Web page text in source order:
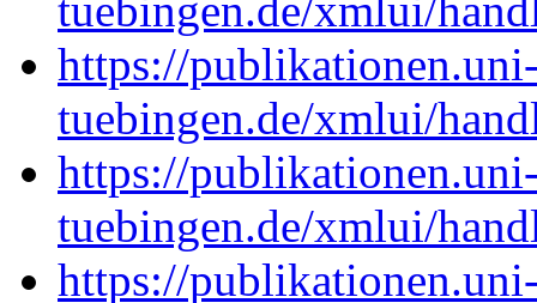
https://
tuebingen.de/xmlui/
https://
tuebingen.de/xmlui/
https://